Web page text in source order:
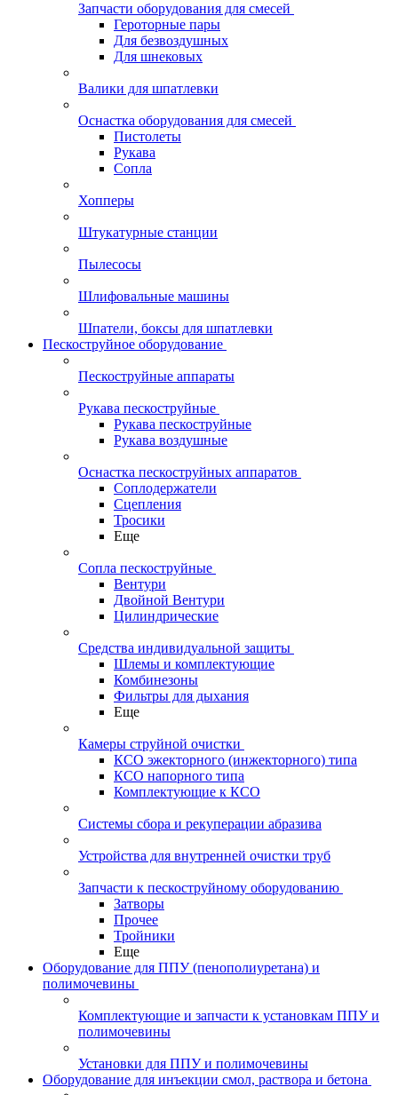
Запчасти оборудования для смесей
Героторные пары
Для безвоздушных
Для шнековых
Валики для шпатлевки
Оснастка оборудования для смесей
Пистолеты
Рукава
Сопла
Хопперы
Штукатурные станции
Пылесосы
Шлифовальные машины
Шпатели, боксы для шпатлевки
Пескоструйное оборудование
Пескоструйные аппараты
Рукава пескоструйные
Рукава пескоструйные
Рукава воздушные
Оснастка пескоструйных аппаратов
Соплодержатели
Сцепления
Тросики
Еще
Сопла пескоструйные
Вентури
Двойной Вентури
Цилиндрические
Средства индивидуальной защиты
Шлемы и комплектующие
Комбинезоны
Фильтры для дыхания
Еще
Камеры струйной очистки
КСО эжекторного (инжекторного) типа
КСО напорного типа
Комплектующие к КСО
Системы сбора и рекуперации абразива
Устройства для внутренней очистки труб
Запчасти к пескоструйному оборудованию
Затворы
Прочее
Тройники
Еще
Оборудование для ППУ (пенополиуретана) и
полимочевины
Комплектующие и запчасти к установкам ППУ и
полимочевины
Установки для ППУ и полимочевины
Оборудование для инъекции смол, раствора и бетона